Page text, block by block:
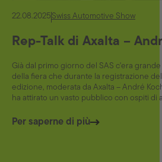
22.08.2025 Swiss Automotive Show
Rep-Talk di Axalta –
Già dal primo giorno del SAS c'era
della fiera che durante la registrazione
edizione, moderata da Axalta – André
ha attirato un vasto pubblico con ospiti di
Per saperne di più